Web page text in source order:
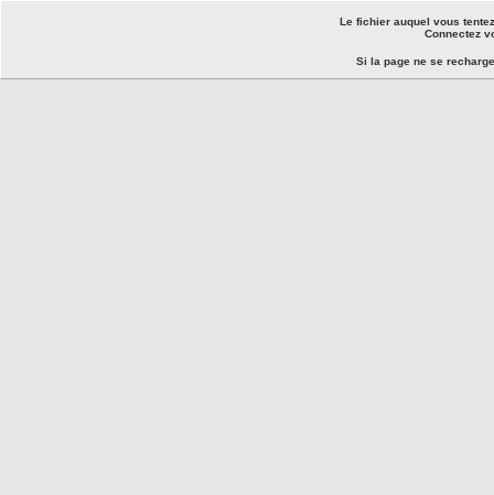
Le fichier auquel vous
Connectez
Si la page ne se